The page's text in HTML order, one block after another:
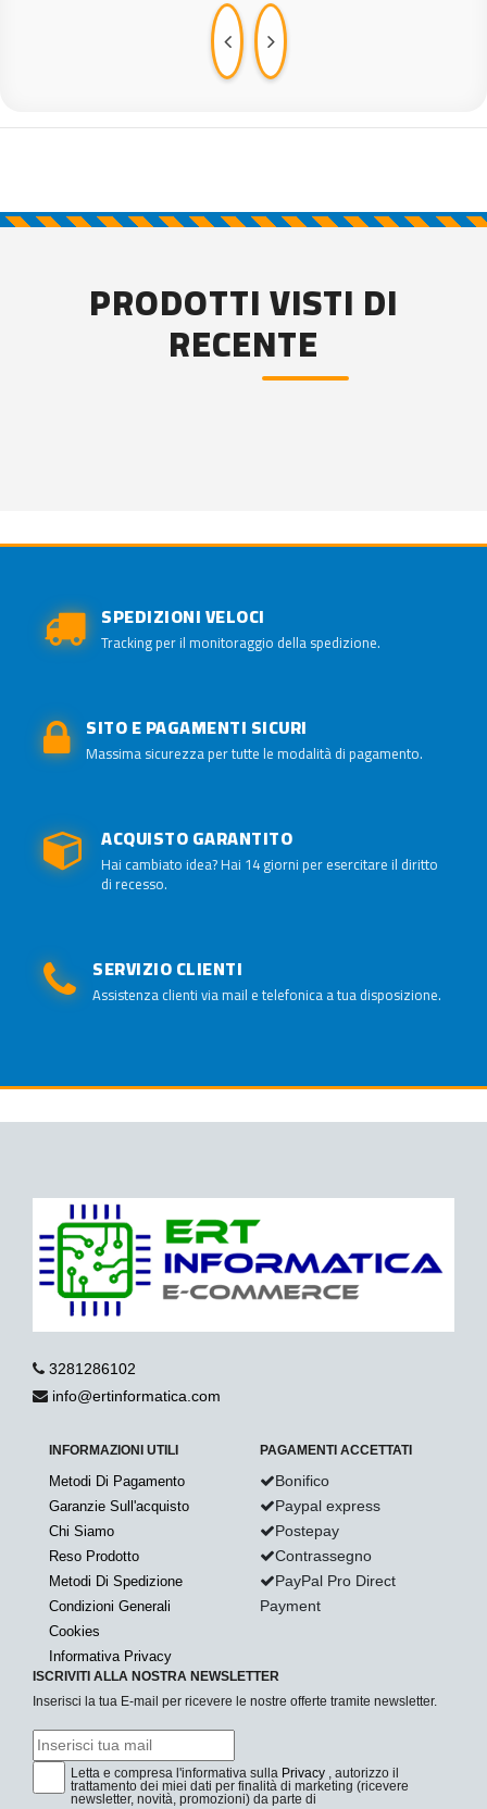
PRODOTTI VISTI DI
RECENTE
SPEDIZIONI VELOCI
Tracking per il monitoraggio della spedizione.
SITO E PAGAMENTI SICURI
Massima sicurezza per tutte le modalità di pagamento.
ACQUISTO GARANTITO
Hai cambiato idea? Hai 14 giorni per esercitare il diritto
di recesso.
SERVIZIO CLIENTI
Assistenza clienti via mail e telefonica a tua disposizione.
3281286102
info@ertinformatica.com
INFORMAZIONI UTILI
Metodi Di Pagamento
Garanzie Sull'acquisto
Chi Siamo
Reso Prodotto
Metodi Di Spedizione
Condizioni Generali
Cookies
Informativa Privacy
PAGAMENTI ACCETTATI
Bonifico
Paypal express
Postepay
Contrassegno
PayPal Pro Direct
Payment
ISCRIVITI ALLA NOSTRA NEWSLETTER
Inserisci la tua E-mail per ricevere le nostre offerte tramite newsletter.
Letta e compresa l'informativa sulla Privacy , autorizzo il
trattamento dei miei dati per finalità di marketing (ricevere
newsletter, novità, promozioni) da parte di